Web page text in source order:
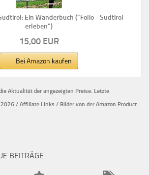
Ein Wanderbuch ("Folio - Südtirol
erleben")
15,00 EUR
Bei Amazon kaufen
Aktualität der angezeigten Preise. Letzte
/ Affiliate Links / Bilder von der Amazon Product
BEITRÄGE